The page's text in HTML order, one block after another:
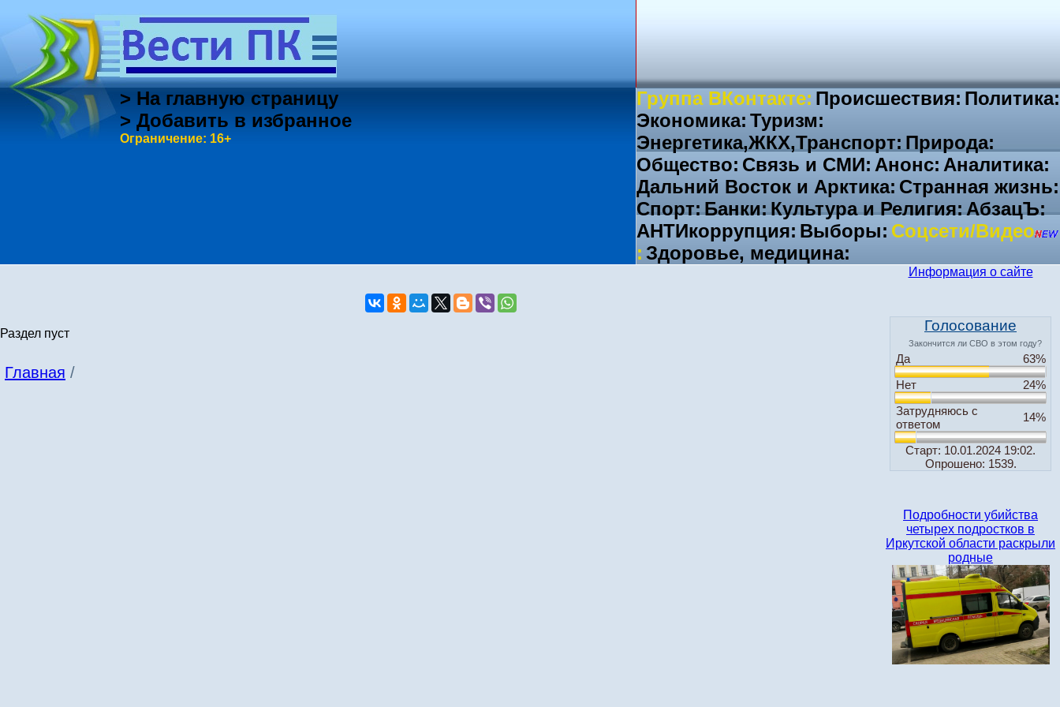
> На главную страницу
> Добавить в избранное
Ограничение: 16+
Группа ВКонтакте: Происшествия: Политика:
Экономика: Туризм:
Энергетика,ЖКХ,Транспорт: Природа:
Общество: Связь и СМИ: Анонс: Аналитика:
Дальний Восток и Арктика: Странная жизнь:
Спорт:Банки:Культура и Религия:АбзацЪ:
АНТИкоррупция: Выборы: Соцсети/Видео
: Здоровье, медицина:
Раздел пуст
Главная /
Информация о сайте
Голосование
Закончится ли СВО в этом году?
Да
63%
Нет
24%
Затрудняюсь с
ответом
14%
Старт: 10.01.2024 19:02.
Опрошено: 1539.
Подробности убийства
четырех подростков в
Иркутской области раскрыли
родные